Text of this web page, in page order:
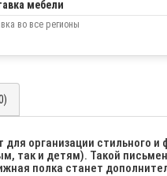
мебели
во все регионы
для организации стильного
так и детям). Такой
полка станет